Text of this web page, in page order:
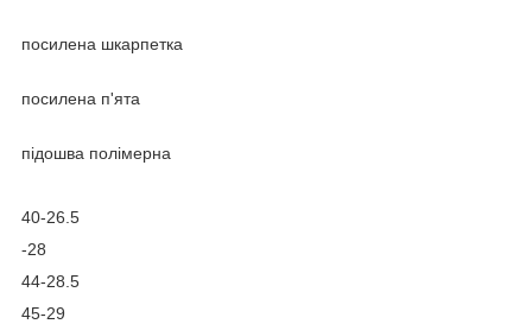
посилена шкарпетка
посилена п'ята
підошва полімерна
40-26.5
-28
44-28.5
45-29